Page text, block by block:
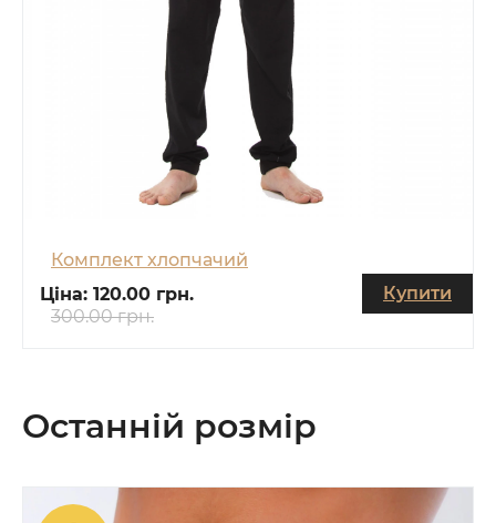
Комплект хлопчачий
Ціна: 120.00 грн.
300.00 грн.
Купити
Останній розмір